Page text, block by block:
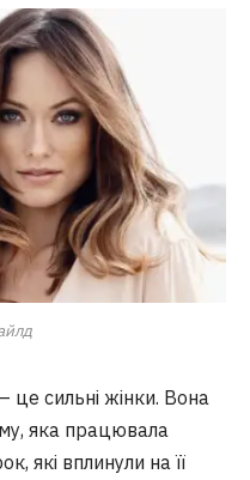
це сильні жінки. Вона
яка працювала
які вплинули на її